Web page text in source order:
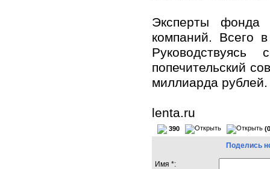
Эксперты фонда
компаний. Всего
Руководствуясь
попечительский
миллиарда рублей.
lenta.ru
390
Поделись
Имя *: